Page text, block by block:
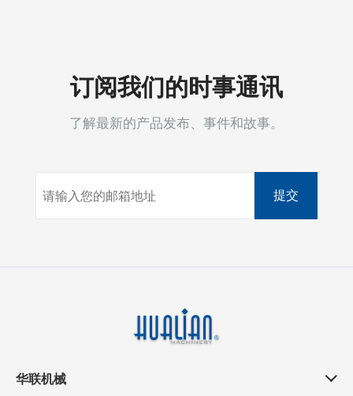
订阅我们的时事通讯
了解最新的产品发布、事件和故事。
提交
华联机械